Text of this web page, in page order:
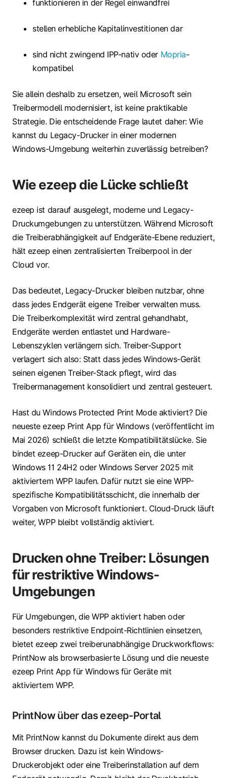
funktionieren in der Regel einwandfrei
stellen erhebliche Kapitalinvestitionen dar
sind nicht zwingend IPP-nativ oder Mopria-
kompatibel
Sie allein deshalb zu ersetzen, weil Microsoft sein
Treibermodell modernisiert, ist keine praktikable
Strategie. Die entscheidende Frage lautet daher: Wie
kannst du Legacy-Drucker in einer modernen
Windows-Umgebung weiterhin zuverlässig betreiben?
Wie ezeep die Lücke schließt
ezeep ist darauf ausgelegt, moderne und Legacy-
Druckumgebungen zu unterstützen. Während Microsoft
die Treiberabhängigkeit auf Endgeräte-Ebene reduziert,
hält ezeep einen zentralisierten Treiberpool in der
Cloud vor.
Das bedeutet, Legacy-Drucker bleiben nutzbar, ohne
dass jedes Endgerät eigene Treiber verwalten muss.
Die Treiberkomplexität wird zentral gehandhabt,
Endgeräte werden entlastet und Hardware-
Lebenszyklen verlängern sich. Treiber-Support
verlagert sich also: Statt dass jedes Windows-Gerät
seinen eigenen Treiber-Stack pflegt, wird das
Treibermanagement konsolidiert und zentral gesteuert.
Hast du Windows Protected Print Mode aktiviert? Die
neueste ezeep Print App für Windows (veröffentlicht im
Mai 2026) schließt die letzte Kompatibilitätslücke. Sie
bindet ezeep-Drucker auf Geräten ein, die unter
Windows 11 24H2 oder Windows Server 2025 mit
aktiviertem WPP laufen. Dafür nutzt sie eine WPP-
spezifische Kompatibilitätsschicht, die innerhalb der
Vorgaben von Microsoft funktioniert. Cloud-Druck läuft
weiter, WPP bleibt vollständig aktiviert.
Drucken ohne Treiber: Lösungen
für restriktive Windows-
Umgebungen
Für Umgebungen, die WPP aktiviert haben oder
besonders restriktive Endpoint-Richtlinien einsetzen,
bietet ezeep zwei treiberunabhängige Druckworkflows:
PrintNow als browserbasierte Lösung und die neueste
ezeep Print App für Windows für Geräte mit
aktiviertem WPP.
PrintNow über das ezeep-Portal
Mit PrintNow kannst du Dokumente direkt aus dem
Browser drucken. Dazu ist kein Windows-
Druckerobjekt oder eine Treiberinstallation auf dem